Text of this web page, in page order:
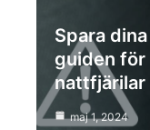
Spara
guiden
maj 1, 2024